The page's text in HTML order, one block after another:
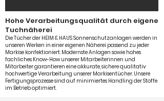
Hohe Verarbeitungsqualität durch eigene
Tuchnäherei
Die Tücher der HEIM & HAUS Sonnenschutzanlagen werden in
unseren Werken in einer eigenen Näherei passend zu jeder
Markise konfektioniert. Modernste Anlagen sowie hohes
fachliches Know-How unserer Mitarbeiterinnen und
Mitarbeiter garantieren eine akkurate, sichere qualitativ
hochwertige Verarbeitung unserer Markisentücher. Unsere
Fertigungsprozesse sind auf minimiertes Handling der Stoffe
im Betrieb optimiert.